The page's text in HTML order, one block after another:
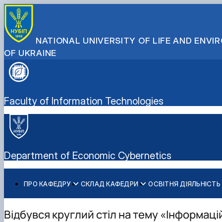
NATIONAL UNIVERSITY OF LIFE AND
OF UKRAINE
Faculty of Information Technologies
Department of Economic Cybernetics
ПРО КАФЕДРУ
Історія кафедри
Видатні випускники
СКЛАД КАФЕДРИ
Співробітники кафедри
ОСВІТНЯ ДІЯЛЬНІСТЬ
Робочі програми
Освітні програми
Гурток Кібертонус
Освітня програма "Економічна кібернетика"
Освітня програма "Цифрова економіка"
Абітурієнту
Інформативний гайд освітніми програмами кафедри
Відбувся круглий стіл на тему